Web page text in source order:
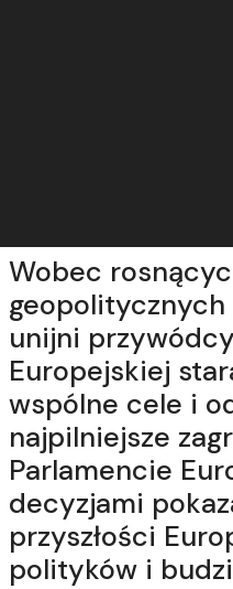
Wobec
unijni
Europejskiej
wspólne cele i
najpilniejsze
Parlamencie
decyzjami
przyszłości
polityków i